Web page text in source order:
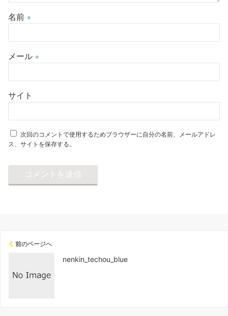
名前 ※
メール ※
サイト
次回のコメントで使用するためブラウザーに自分の名前、メールアドレ
ス、サイトを保存する。
前のページへ
nenkin_techou_blue